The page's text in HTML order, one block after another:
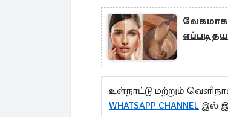
எப்படி
உள்நாட்டு மற்றும்
WHATSAPP CHANNEL இல்